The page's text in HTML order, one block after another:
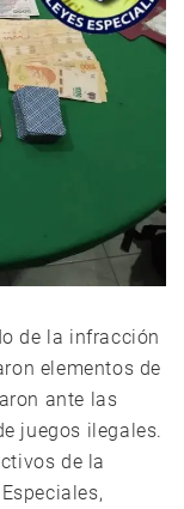
de la infracción
elementos de
ante las
juegos ilegales.
de la